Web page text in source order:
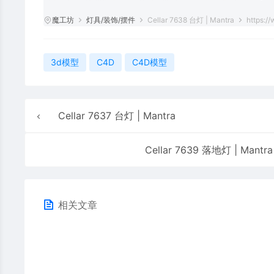
魔工坊 灯具/装饰/摆件 Cellar 7638 台灯 | Mantra https://
3d模型 C4D C4D模型
Cellar 7637 台灯 | Mantra
Cellar 7639 落地灯 | Mantra
相关文章